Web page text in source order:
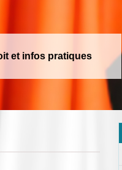
et infos pratiques